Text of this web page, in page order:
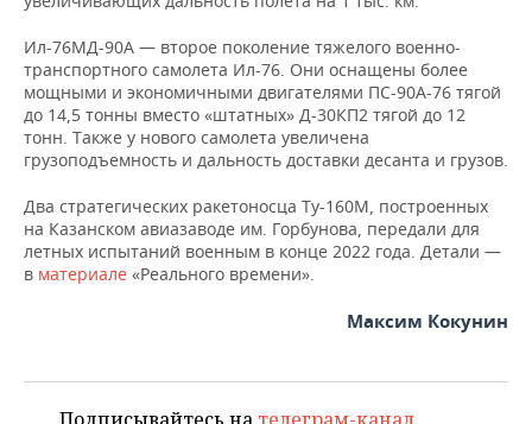
Ил-76МД-90А — второе поколение тяжелого военно-
транспортного самолета Ил-76. Они оснащены более
мощными и экономичными двигателями ПС-90А-76 тягой
до 14,5 тонны вместо «штатных» Д-30КП2 тягой до 12
тонн. Также у нового самолета увеличена
грузоподъемность и дальность доставки десанта и грузов.
Два стратегических ракетоносца Ту-160М, построенных
на Казанском авиазаводе им. Горбунова, передали для
летных испытаний военным в конце 2022 года. Детали —
в материале «Реального времени».
Максим Кокунин